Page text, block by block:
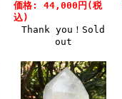
価格: 44,000円(税
込)
Thank you！Sold
out